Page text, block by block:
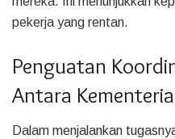
pekerja yang rentan.
Penguatan
Antara
Dalam menjalankan